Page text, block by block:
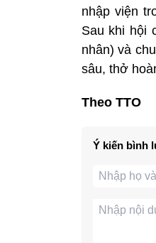
nhập viện
Sau khi hội
nhân) và
sâu, thở
Theo TTO
Ý kiến bình